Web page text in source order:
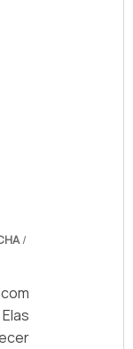
/